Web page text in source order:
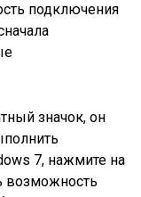
подключения
значок, он
7, нажмите на
возможность